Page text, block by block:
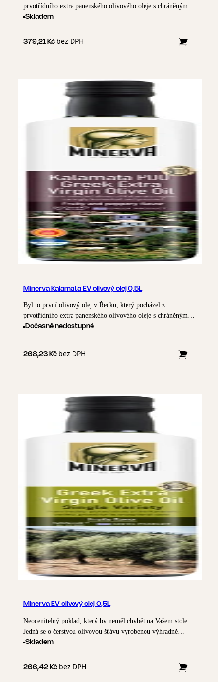
prvotřídního extra panenského olivového oleje s chráněným
označením původu, světově proslulý olivový olej "Kalamata".
svou plnou chutí a obzvláště ovocnou a pepřovou vůní. Ideální
Skladem
379,21 Kč bez DPH
Minerva Kalamata EV olivový olej 0,5L
Byl to první olivový olej v Řecku, který pocházel z
prvotřídního extra panenského olivového oleje s chráněným
označením původu, světově proslulý olivový olej "Kalamata".
pro salátové dresingy, grilované maso, omáčky na těstoviny,
Dočasně nedostupné
268,23 Kč bez DPH
Minerva EV olivový olej 0,5L
Neocenitelný poklad, který by neměl chybět na Vašem stole.
Jedná se o čerstvou olivovou šťávu vyrobenou výhradně
metodami mechanického zpracování, které zachovávají ovocné
mezi 0,1 až 0,6% a nepřesahuje 0,8% (zákonná hranice pro
extra panenský olivový olej). Extra panenský olivový olej je
Skladem
266,42 Kč bez DPH